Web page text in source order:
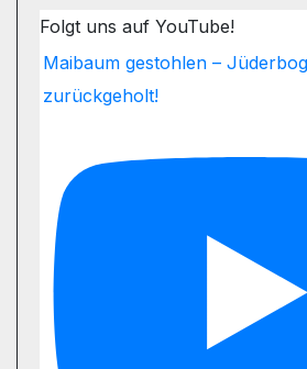
Folgt uns auf YouTube!
Maibaum gestohlen –
zurückgeholt!